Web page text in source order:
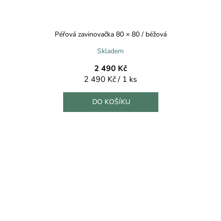
Péřová zavinovačka 80 × 80 / béžová
Skladem
2 490 Kč
Měrná
cena:
2 490 Kč / 1 ks
DO KOŠÍKU